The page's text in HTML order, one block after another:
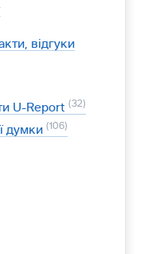
відгуки
U-Report 32
думки 106